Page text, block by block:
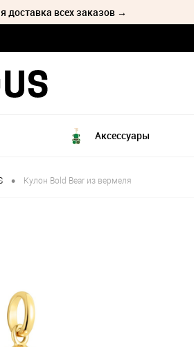
доставка всех заказов →
Аксессуары
• Кулон Bold Bear из вермеля